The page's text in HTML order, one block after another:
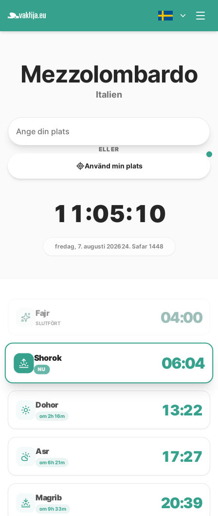
Mezzolombardo
Italien
ELLER
Använd min plats
11:05:10
fredag, 7. augusti 202624. Safar 1448
Fajr
SLUTFÖRT 04:00
Shorok
NU 06:04
Dohor
om 2h 16m 13:22
Asr
om 6h 21m 17:27
Magrib
om 9h 33m 20:39